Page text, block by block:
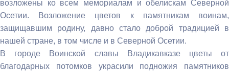
возложены ко всем мемориалам и обелискам Северной
Осетии. Возложение цветов к памятникам воинам,
защищавшим родину, давно стало доброй традицией в
нашей стране, в том числе и в Северной Осетии.
В городе Воинской славы Владикавказе цветы от
благодарных потомков украсили подножия памятников